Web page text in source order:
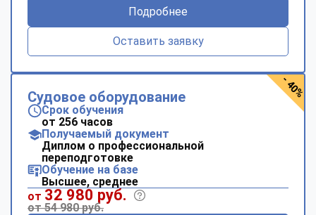
Подробнее
Оставить заявку
Судовое оборудование
Срок обучения
от 256 часов
Получаемый документ
Диплом о профессиональной
переподготовке
Обучение на базе
Высшее, среднее
от 32 980 руб.
от 54 980 руб.
- 40%